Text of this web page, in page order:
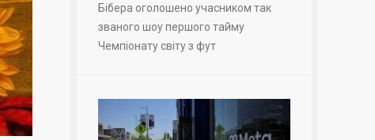
Бібера оголошено учасником так
званого шоу першого тайму
Чемпіонату світу з фут